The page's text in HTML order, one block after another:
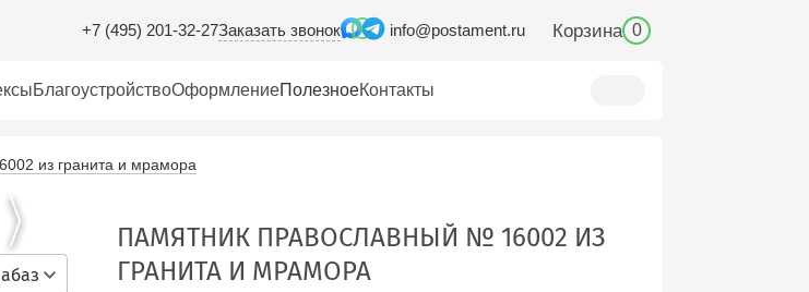
+7 (495) 201-32-27Заказать звонок info@postament.ru Корзина 0
БлагоустройствоОформлениеПолезноеКонтакты
из гранита и мрамора
ПАМЯТНИК ПРАВОСЛАВНЫЙ № 16002 ИЗ
ГРАНИТА И МРАМОРА